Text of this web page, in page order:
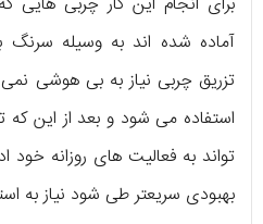
آماده شده اند به وسیله
تزریق چربی نیاز به بی هوشی
استفاده می شود و بعد از این
تواند به فعالیت های روزانه خود
بهبودی سریعتر طی شود نیاز به